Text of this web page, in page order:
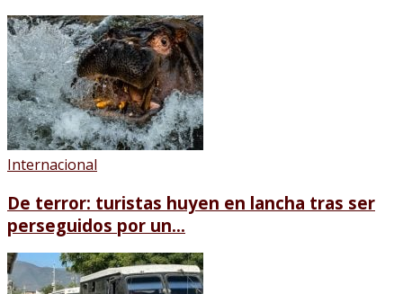
Internacional
De terror: turistas huyen en lancha tras ser
perseguidos por un...